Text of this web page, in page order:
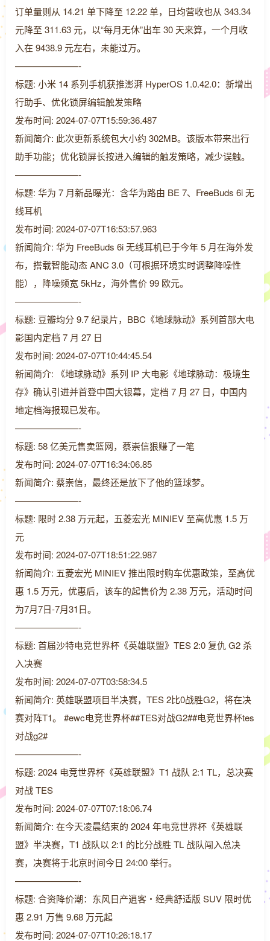
订单量则从 14.21 单下降至 12.22 单，日均营收也从 343.34
元降至 311.63 元，以“每月无休”出车 30 天来算，一个月收
入在 9438.9 元左右，未能过万。
———————-
标题: 小米 14 系列手机获推澎湃 HyperOS 1.0.42.0：新增出
行助手、优化锁屏编辑触发策略
发布时间: 2024-07-07T15:59:36.487
新闻简介: 此次更新系统包大小约 302MB。该版本带来出行
助手功能；优化锁屏长按进入编辑的触发策略，减少误触。
———————-
标题: 华为 7 月新品曝光：含华为路由 BE 7、FreeBuds 6i 无
线耳机
发布时间: 2024-07-07T16:53:57.963
新闻简介: 华为 FreeBuds 6i 无线耳机已于今年 5 月在海外发
布，搭载智能动态 ANC 3.0（可根据环境实时调整降噪性
能），降噪频宽 5kHz，海外售价 99 欧元。
———————-
标题: 豆瓣均分 9.7 纪录片，BBC《地球脉动》系列首部大电
影国内定档 7 月 27 日
发布时间: 2024-07-07T10:44:45.54
新闻简介: 《地球脉动》系列 IP 大电影《地球脉动：极境生
存》确认引进并首登中国大银幕，定档 7 月 27 日，中国内
地定档海报现已发布。
———————-
标题: 58 亿美元售卖篮网，蔡崇信狠赚了一笔
发布时间: 2024-07-07T16:34:06.85
新闻简介: 蔡崇信，最终还是放下了他的篮球梦。
———————-
标题: 限时 2.38 万元起，五菱宏光 MINIEV 至高优惠 1.5 万
元
发布时间: 2024-07-07T18:51:22.987
新闻简介: 五菱宏光 MINIEV 推出限时购车优惠政策，至高优
惠 1.5 万元，优惠后，该车的起售价为 2.38 万元，活动时间
为7月7日-7月31日。
———————-
标题: 首届沙特电竞世界杯《英雄联盟》TES 2:0 复仇 G2 杀
入决赛
发布时间: 2024-07-07T03:58:34.5
新闻简介: 英雄联盟项目半决赛，TES 2比0战胜G2，将在决
赛对阵T1。 #ewc电竞世界杯##TES对战G2##电竞世界杯tes
对战g2#
———————-
标题: 2024 电竞世界杯《英雄联盟》T1 战队 2:1 TL，总决赛
对战 TES
发布时间: 2024-07-07T07:18:06.74
新闻简介: 在今天凌晨结束的 2024 年电竞世界杯《英雄联
盟》半决赛，T1 战队以 2:1 的比分战胜 TL 战队闯入总决
赛，决赛将于北京时间今日 24:00 举行。
———————-
标题: 合资降价潮：东风日产逍客・经典舒适版 SUV 限时优
惠 2.91 万售 9.68 万元起
发布时间: 2024-07-07T10:26:18.17